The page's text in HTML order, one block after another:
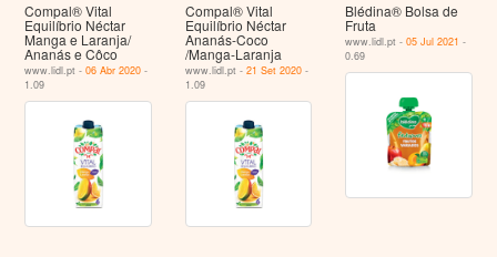
Compal® Vital
Equilíbrio Néctar
Manga e Laranja/
Ananás e Côco
www.lidl.pt -06 Abr 2020 -
1.09
Compal® Vital
Equilíbrio Néctar
Ananás-Coco
/Manga-Laranja
www.lidl.pt - 21 Set 2020-
1.09
Blédina® Bolsa de
Fruta
www.lidl.pt -05 Jul 2021 -
0.69